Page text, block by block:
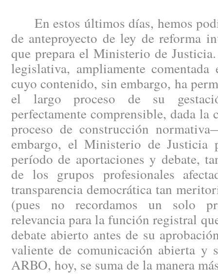
En estos últimos días, hemos
de anteproyecto de ley de reforma
que prepara el Ministerio de
legislativa, ampliamente
cuyo contenido, sin embargo, ha
el largo proceso de su
perfectamente comprensible, dada
proceso de construcción
embargo, el Ministerio de Justicia
período de aportaciones y debate,
de los grupos profesionales
transparencia democrática tan
(pues no recordamos un solo
relevancia para la función registral
debate abierto antes de su
valiente de comunicación abierta y
ARBO, hoy, se suma de la manera